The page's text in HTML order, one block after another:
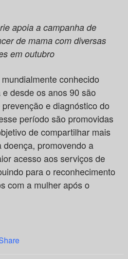
apoia a campanha de
de mama com diversas
em outubro
conhecido
desde os anos 90 são
e diagnóstico do
período são promovidas
de compartilhar mais
doença, promovendo a
acesso aos serviços de
para o reconhecimento
com a mulher após o